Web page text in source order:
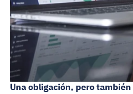
Una obligación, pero